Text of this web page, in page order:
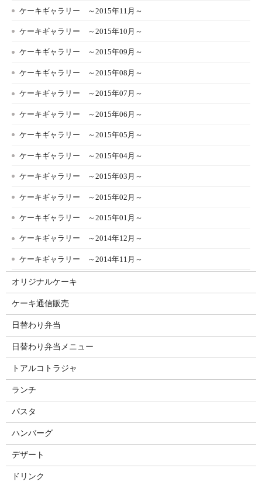
ケーキギャラリー ～2015年11月～
ケーキギャラリー ～2015年10月～
ケーキギャラリー ～2015年09月～
ケーキギャラリー ～2015年08月～
ケーキギャラリー ～2015年07月～
ケーキギャラリー ～2015年06月～
ケーキギャラリー ～2015年05月～
ケーキギャラリー ～2015年04月～
ケーキギャラリー ～2015年03月～
ケーキギャラリー ～2015年02月～
ケーキギャラリー ～2015年01月～
ケーキギャラリー ～2014年12月～
ケーキギャラリー ～2014年11月～
オリジナルケーキ
ケーキ通信販売
日替わり弁当
日替わり弁当メニュー
トアルコトラジャ
ランチ
パスタ
ハンバーグ
デザート
ドリンク